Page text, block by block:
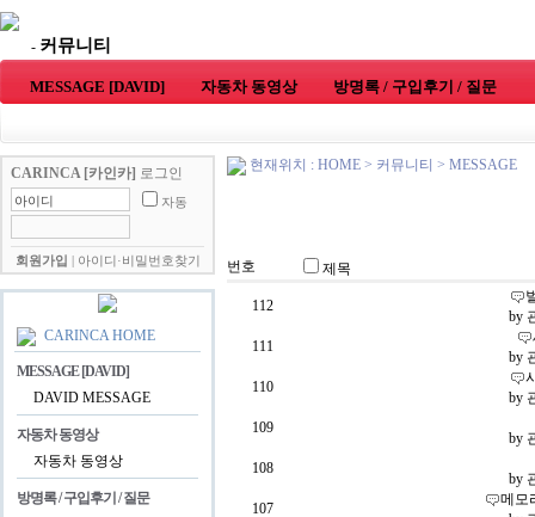
- 커뮤니티
MESSAGE [DAVID] 자동차 동영상 방명록 / 구입후기 / 질문
CARINCA [카인카] 로그인
자동
회원가입 아이디·비밀번호찾기
CARINCA HOME
MESSAGE [DAVID]
DAVID MESSAGE
자동차 동영상
자동차 동영상
방명록 / 구입후기 / 질문
현재위치 : HOME > 커뮤니티 > MESSAGE
번호 제목
112
by
111
by
110
by
109
by
108
by
107
메모